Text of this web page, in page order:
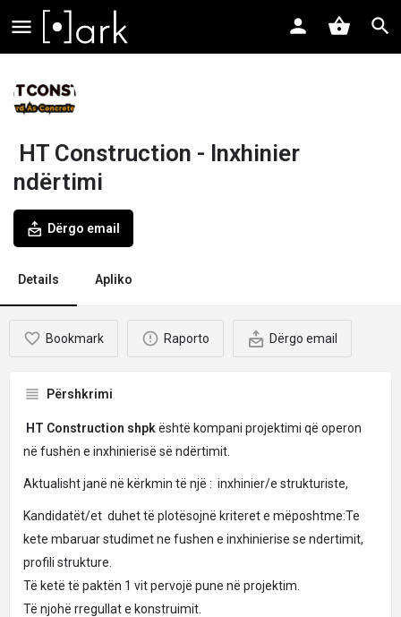
HT Construction - Inxhinier
ndërtimi
Dërgo email
Details Apliko
Bookmark Raporto Dërgo email
Përshkrimi
HT Construction shpkështë kompani projektimi që operon
në fushën e inxhinierisë së ndërtimit.
Aktualisht janë në kërkmin të një : inxhinier/e strukturiste,
Kandidatët/et duhet të plotësojnë kriteret e mëposhtme:Te
kete mbaruar studimet ne fushen e inxhinierise se ndertimit,
profili strukture.
Të ketë të paktën 1 vit pervojë pune në projektim.
Të njohë rregullat e konstruimit.